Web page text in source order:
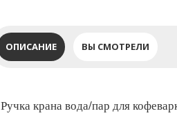
ОПИСАНИЕ ВЫ СМОТРЕЛИ
Ручка крана вода/пар для